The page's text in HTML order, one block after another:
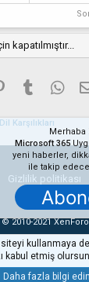
kapatılmıştır...
PinterestTumblr
Karşılıkları
Gizlilik politikası
© 2010-2021
Merhaba
Microsoft 365
yeni haberler,
ile takip
siteyi kullanmaya
kabul etmiş
Daha fazla bilgi